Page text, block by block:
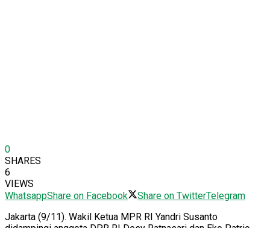
0
SHARES
6
VIEWS
WhatsappShare on Facebook Share on TwitterTelegram
Jakarta (9/11). Wakil Ketua MPR RI Yandri Susanto